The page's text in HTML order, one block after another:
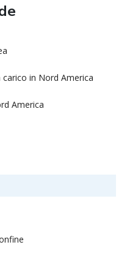
in Nord America
America